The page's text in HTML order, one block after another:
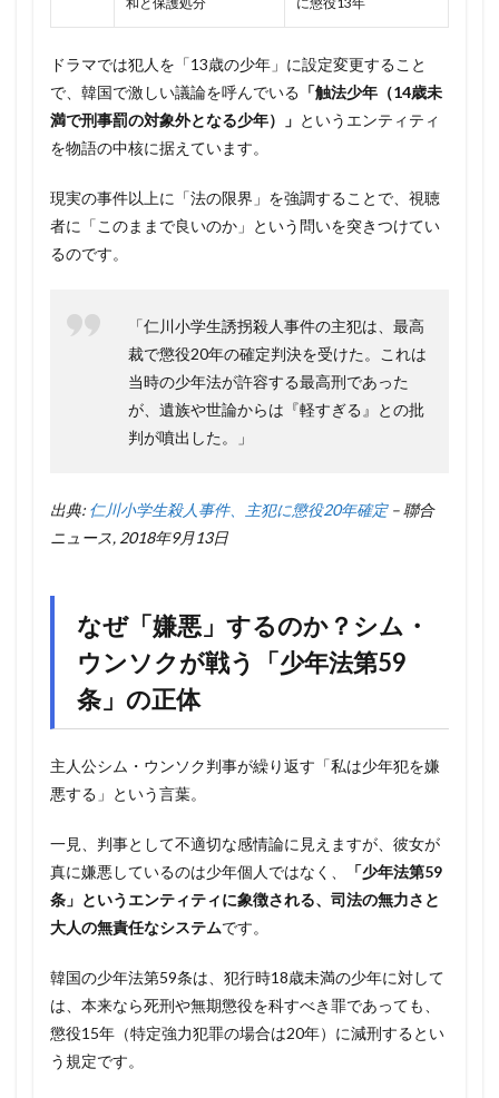
ドラマでは犯人を「13歳の少年」に設定変更すること
で、韓国で激しい議論を呼んでいる 「触法少年（14歳未
満で刑事罰の対象外となる少年）」 というエンティティ
を物語の中核に据えています。
現実の事件以上に「法の限界」を強調することで、視聴
者に「このままで良いのか」という問いを突きつけてい
るのです。
「仁川小学生誘拐殺人事件の主犯は、最高
裁で懲役20年の確定判決を受けた。これは
当時の少年法が許容する最高刑であった
が、遺族や世論からは『軽すぎる』との批
判が噴出した。」
出典: 仁川小学生殺人事件、主犯に懲役20年確定– 聯合
ニュース, 2018年9月13日
なぜ「嫌悪」するのか？シム・
ウンソクが戦う「少年法第59
条」の正体
主人公シム・ウンソク判事が繰り返す「私は少年犯を嫌
悪する」という言葉。
一見、判事として不適切な感情論に見えますが、彼女が
真に嫌悪しているのは少年個人ではなく、
「少年法第59
条」というエンティティに象徴される、司法の無力さと
大人の無責任なシステムです。
韓国の少年法第59条は、犯行時18歳未満の少年に対して
は、本来なら死刑や無期懲役を科すべき罪であっても、
懲役15年（特定強力犯罪の場合は20年）に減刑するとい
う規定です。